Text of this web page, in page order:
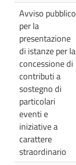
Avviso pubblico
per la
presentazione
di istanze per la
concessione di
contributi a
sostegno di
particolari
eventi e
iniziative a
carattere
straordinario